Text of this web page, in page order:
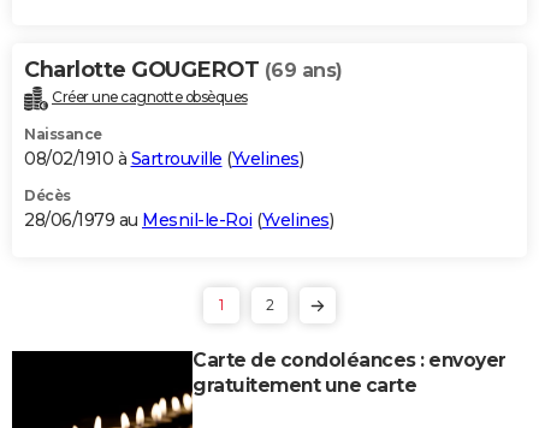
Charlotte GOUGEROT (69 ans)
Créer une cagnotte obsèques
Naissance
08/02/1910 à Sartrouville (Yvelines)
Décès
28/06/1979 au Mesnil-le-Roi (Yvelines)
1 2
Carte de condoléances : envoyer
gratuitement une carte